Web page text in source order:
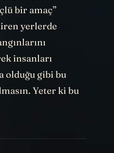
bir amaç”
yerlerde
insanları
olduğu gibi bu
Yeter ki bu